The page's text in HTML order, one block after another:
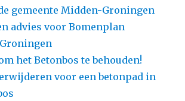
gemeente Midden-Groningen
advies voor Bomenplan
het Betonbos te behouden!
voor een betonpad in